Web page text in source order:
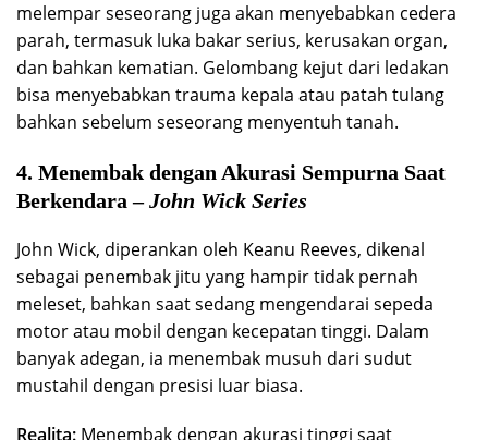
melempar seseorang juga akan menyebabkan cedera
parah, termasuk luka bakar serius, kerusakan organ,
dan bahkan kematian. Gelombang kejut dari ledakan
bisa menyebabkan trauma kepala atau patah tulang
bahkan sebelum seseorang menyentuh tanah.
4. Menembak dengan Akurasi Sempurna Saat
Berkendara –John Wick Series
John Wick, diperankan oleh Keanu Reeves, dikenal
sebagai penembak jitu yang hampir tidak pernah
meleset, bahkan saat sedang mengendarai sepeda
motor atau mobil dengan kecepatan tinggi. Dalam
banyak adegan, ia menembak musuh dari sudut
mustahil dengan presisi luar biasa.
Realita: Menembak dengan akurasi tinggi saat